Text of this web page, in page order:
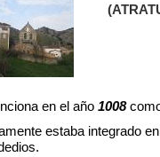
(
en el año 1008
estaba integrado